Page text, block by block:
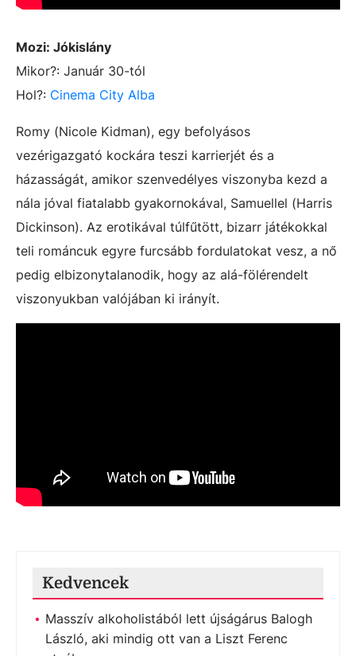
Mozi: Jókislány
Mikor?: Január 30-tól
Hol?: Cinema City Alba
Romy (Nicole Kidman), egy befolyásos
vezérigazgató kockára teszi karrierjét és a
házasságát, amikor szenvedélyes viszonyba kezd a
nála jóval fiatalabb gyakornokával, Samuellel (Harris
Dickinson). Az erotikával túlfűtött, bizarr játékokkal
teli románcuk egyre furcsább fordulatokat vesz, a nő
pedig elbizonytalanodik, hogy az alá-fölérendelt
viszonyukban valójában ki irányít.
Kedvencek
Masszív alkoholistából lett újságárus Balogh
László, aki mindig ott van a Liszt Ferenc